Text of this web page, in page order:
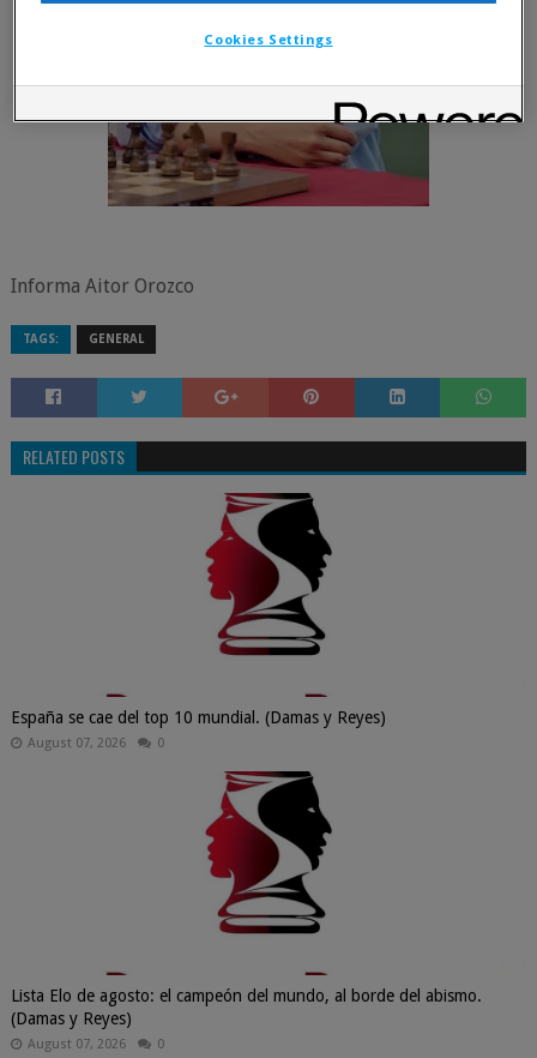
Informa Aitor Orozco
TAGS: GENERAL
RELATED POSTS
España se cae del top 10 mundial. (Damas y Reyes)
August 07, 2026 0
Lista Elo de agosto: el campeón del mundo, al borde del abismo.
(Damas y Reyes)
August 07, 2026 0
Cookies Settings